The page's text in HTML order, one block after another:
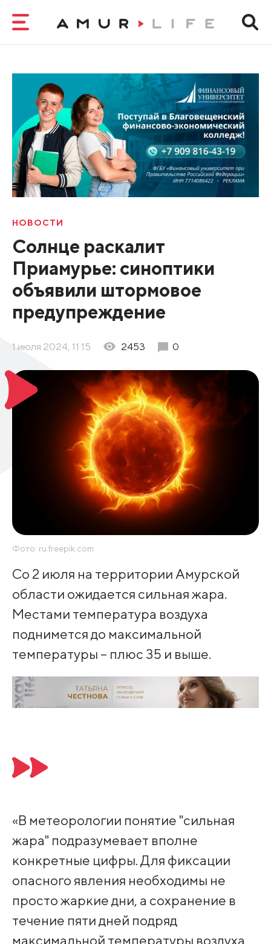
НОВОСТИ
Солнце раскалит
Приамурье: синоптики
объявили штормовое
предупреждение
1 июля 2024, 11:15 2453 0
Фото: ru.freepik.com
Со 2 июля на территории Амурской
области ожидается сильная жара.
Местами температура воздуха
поднимется до максимальной
температуры – плюс 35 и выше.
«В метеорологии понятие "сильная
жара" подразумевает вполне
конкретные цифры. Для фиксации
опасного явления необходимы не
просто жаркие дни, а сохранение в
течение пяти дней подряд
максимальной температуры воздуха